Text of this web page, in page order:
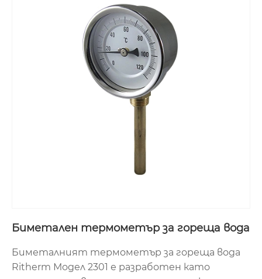
Биметален термометър за гореща вода
Биметалният термометър за гореща вода
Ritherm Модел 2301 е разработен като